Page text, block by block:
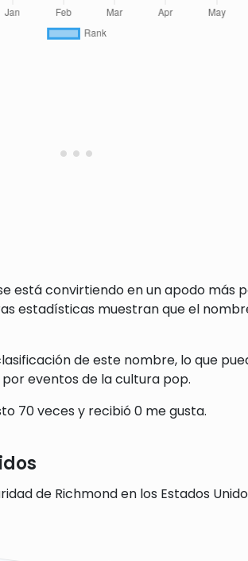
está convirtiendo en un apodo más
estadísticas muestran que el
de este nombre, lo que
eventos de la cultura pop.
70 veces y recibió 0 me gusta.
de Richmond en los Estados